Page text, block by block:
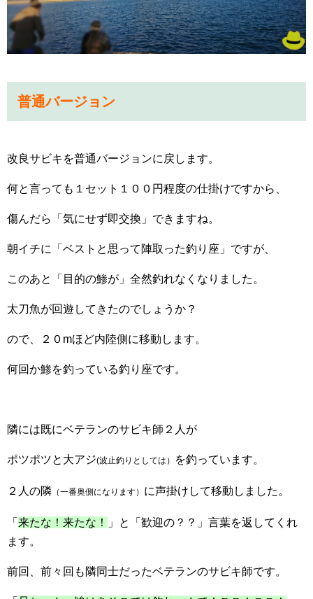
普通バージョン
改良サビキを普通バージョンに戻します。
何と言っても１セット１００円程度の仕掛けですから、
傷んだら「気にせず即交換」できますね。
朝イチに「ベストと思って陣取った釣り座」ですが、
このあと「目的の鯵が」全然釣れなくなりました。
太刀魚が回遊してきたのでしょうか？
ので、２０mほど内陸側に移動します。
何回か鯵を釣っている釣り座です。
隣には既にベテランのサビキ師２人が
ポツポツと大アジ(波止釣りとしては） を釣っています。
２人の隣 （一番奥側になります） に声掛けして移動しました。
「 来たな！来たな！
」と「歓迎の？？」言葉を返してくれ
ます。
前回、前々回も隣同士だったベテランのサビキ師です。